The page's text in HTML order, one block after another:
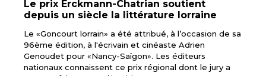
Le prix Erckmann-Chatrian soutient
depuis un siècle la littérature lorraine
Le «Goncourt lorrain» a été attribué, à l’occasion de sa
96ème édition, à l'écrivain et cinéaste Adrien
Genoudet pour «Nancy-Saïgon». Les éditeurs
nationaux connaissent ce prix régional dont le jury a